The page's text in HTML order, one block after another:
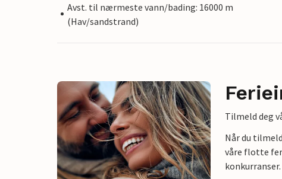
Avst. til nærmeste vann/bading: 16000 m
(Hav/sandstrand)
Tilmeld deg
Når du
våre flotte
konkurranser.